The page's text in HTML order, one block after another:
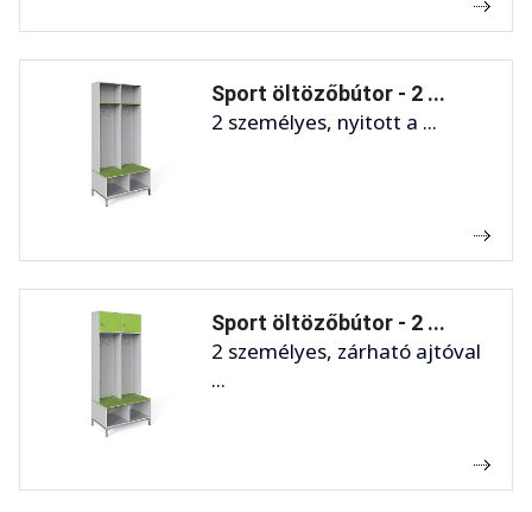
Sport öltözőbútor - 2 ...
2 személyes, nyitott a ...
Sport öltözőbútor - 2 ...
2 személyes, zárható ajtóval
...